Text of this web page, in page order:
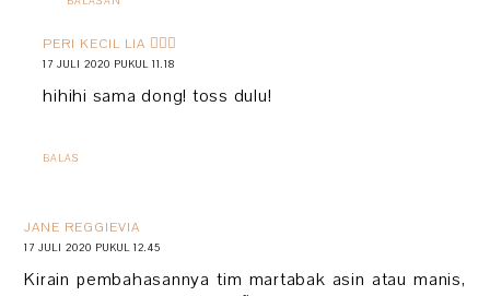
PERI KECIL LIA 🧚🏻‍♀️
17 JULI 2020 PUKUL 11.18
hihihi sama dong! toss dulu!
BALAS
JANE REGGIEVIA
17 JULI 2020 PUKUL 12.45
Kirain pembahasannya tim martabak asin atau manis,